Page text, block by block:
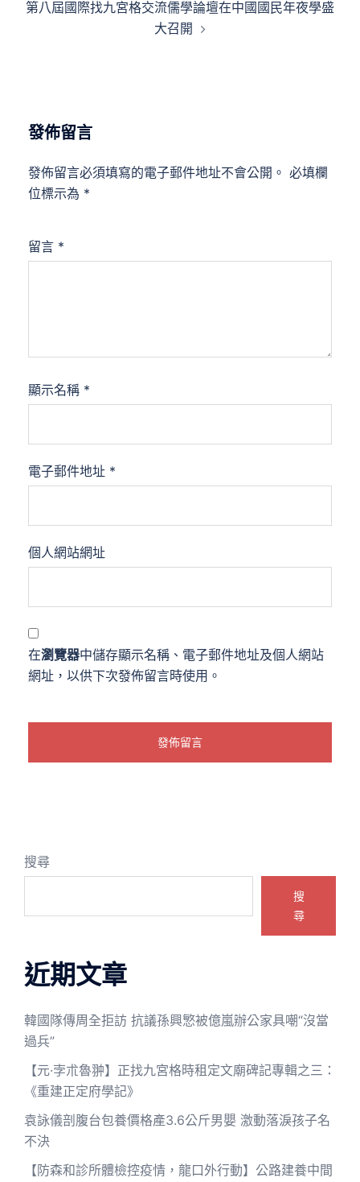
第八屆國際找九宮格交流儒學論壇在中國國民年夜學盛
大召開
發佈留言
發佈留言必須填寫的電子郵件地址不會公開。 必填欄
位標示為 *
留言 *
顯示名稱 *
電子郵件地址 *
個人網站網址
在瀏覽器中儲存顯示名稱、電子郵件地址及個人網站
網址，以供下次發佈留言時使用。
搜尋
搜
尋
近期文章
韓國隊傳周全拒訪 抗議孫興慜被億嵐辦公家具嘲“沒當
過兵”
【元·孛朮魯翀】正找九宮格時租定文廟碑記專輯之三：
《重建正定府學記》
袁詠儀剖腹台包養價格產3.6公斤男嬰 激動落淚孩子名
不決
【防森和診所體檢控疫情，龍口外行動】公路建養中間